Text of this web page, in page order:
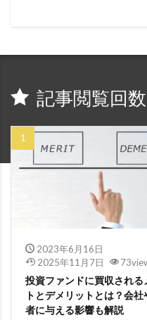
記事閲覧回
2023年6月16日
2025年11月7日
投資ファンドに買収される
トとデメリットとは？会社
者に与える影響も解説